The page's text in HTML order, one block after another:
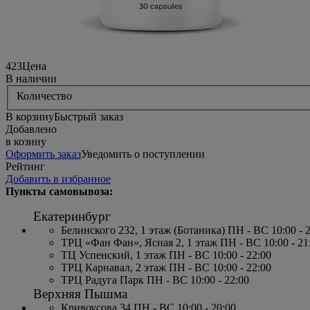
423Цена
В наличии
Количество
В корзинуБыстрый заказ
Добавлено
в козину
Оформить заказУведомить о поступлении
Рейтинг
Добавить в избранное
Пункты самовывоза:
Екатеринбург
Белинского 232, 1 этаж (Ботаника) ПН - ВС 10:00 -
ТРЦ «Фан Фан», Ясная 2, 1 этаж ПН - ВС 10:00 -
ТЦ Успенский, 1 этаж ПН - ВС 10:00 - 22:00
ТРЦ Карнавал, 2 этаж ПН - ВС 10:00 - 22:00
ТРЦ Радуга Парк ПН - ВС 10:00 - 22:00
Верхняя Пышма